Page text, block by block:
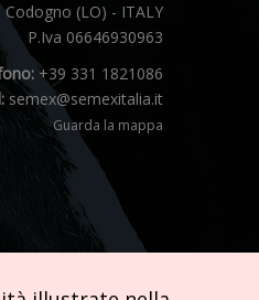
Codogno (LO) - ITALY
P.Iva 06646930963
+39 331 1821086
semex@semexitalia.it
Guarda la mappa